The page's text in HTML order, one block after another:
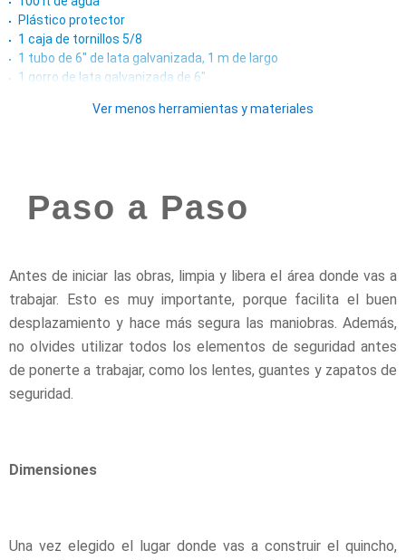
Plástico protector
1 caja de tornillos 5/8
1 tubo de 6" de lata galvanizada, 1 m de largo
1 gorro de lata galvanizada de 6"
6 paquetes de 12 ladrillos refractarios de 23 x 6.5 x 2.5 cm
Adhesivo cerámico
Pernos de expansión
Esponja profesional
Parrilla carbón sobrepuesta
Ver menos herramientas y materiales
Paso a Paso
Antes de iniciar las obras, limpia y libera el área donde vas a
trabajar. Esto es muy importante, porque facilita el buen
desplazamiento y hace más segura las maniobras. Además,
no olvides utilizar todos los elementos de seguridad antes
de ponerte a trabajar, como los lentes, guantes y zapatos de
seguridad.
Dimensiones
Una vez elegido el lugar donde vas a construir el quincho,